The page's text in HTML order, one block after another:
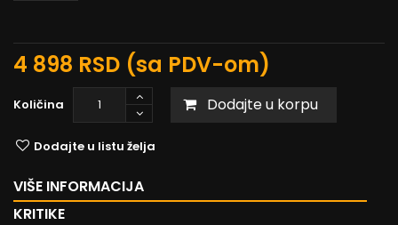
4 898 RSD (sa PDV-om)
Količina Dodajte u korpu
Dodajte u listu želja
VIŠE INFORMACIJA
KRITIKE